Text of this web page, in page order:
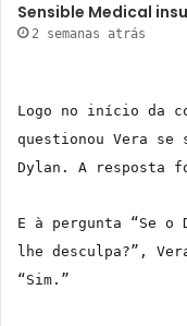
Sensible Medical
2 semanas atrás
Logo no início da
questionou Vera se
Dylan. A resposta
E à pergunta “Se
lhe desculpa?”,
“Sim.”